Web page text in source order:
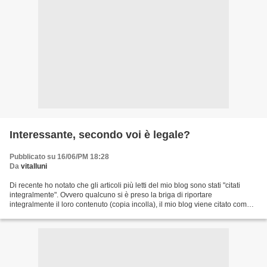
Interessante, secondo voi è legale?
Pubblicato su 16/06/PM 18:28
Da vitalluni
Di recente ho notato che gli articoli più letti del mio blog sono stati "citati
integralmente". Ovvero qualcuno si è preso la briga di riportare
integralmente il loro contenuto (copia incolla), il mio blog viene citato come